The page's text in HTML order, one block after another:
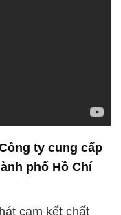
cam kết chất
lĩnh vực hóa
nhập khẩu sản
quốc gia trên
Indonesia, Thái